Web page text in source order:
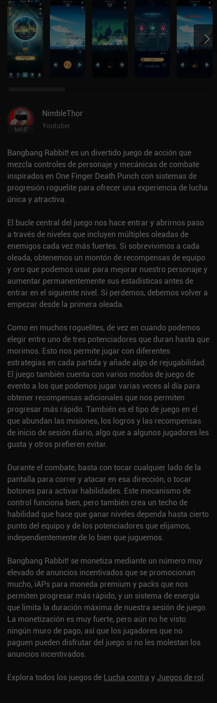
MÁS
NimbleThor
Youtuber
Bangbang Rabbit! es un divertido juego de acción que
mezcla controles de personaje y mecánicas de combate
inspirados en One Finger Death Punch con sistemas de
progresión roguelite para ofrecer una experiencia de lucha
única y atractiva.
El bucle central del juego nos hace entrar y abrirnos paso
a través de niveles que incluyen múltiples oleadas de
enemigos cada vez más fuertes. Si sobrevivimos a cada
oleada, obtenemos un montón de recompensas de equipo
y oro que podemos usar para mejorar nuestro personaje y
aumentar permanentemente sus estadísticas antes de
entrar en el siguiente nivel. Si perdemos, debemos volver a
empezar desde la primera oleada.
Como en muchos roguelites, de vez en cuando podemos
elegir entre uno de tres potenciadores que duran hasta que
morimos. Esto nos permite jugar con diferentes
estrategias en cada partida y añade algo de rejugabilidad.
El juego también cuenta con varios modos de juego de
evento a los que podemos jugar varias veces al día para
obtener recompensas adicionales que nos permiten
progresar más rápido. También es el tipo de juego en el
que abundan las misiones, los logros y las recompensas
de inicio de sesión diario, algo que a algunos jugadores les
gusta y otros prefieren evitar.
Durante el combate, basta con tocar cualquier lado de la
pantalla para correr y atacar en esa dirección, o tocar
botones para activar habilidades. Este mecanismo de
control funciona bien, pero también crea un techo de
habilidad que hace que ganar niveles dependa hasta cierto
punto del equipo y de los potenciadores que elijamos,
independientemente de lo bien que juguemos.
Bangbang Rabbit! se monetiza mediante un número muy
elevado de anuncios incentivados que se promocionan
mucho, iAPs para moneda premium y packs que nos
permiten progresar más rápido, y un sistema de energía
que limita la duración máxima de nuestra sesión de juego.
La monetización es muy fuerte, pero aún no he visto
ningún muro de pago, así que los jugadores que no
paguen pueden disfrutar del juego si no les molestan los
anuncios incentivados.
Explora todos los juegos de Lucha contra y Juegos de rol.